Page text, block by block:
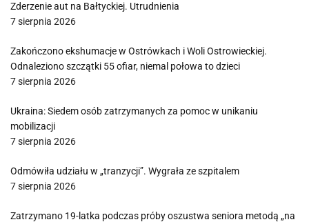
Zderzenie aut na Bałtyckiej. Utrudnienia
7 sierpnia 2026
Zakończono ekshumacje w Ostrówkach i Woli Ostrowieckiej.
Odnaleziono szczątki 55 ofiar, niemal połowa to dzieci
7 sierpnia 2026
Ukraina: Siedem osób zatrzymanych za pomoc w unikaniu
mobilizacji
7 sierpnia 2026
Odmówiła udziału w „tranzycji”. Wygrała ze szpitalem
7 sierpnia 2026
Zatrzymano 19-latka podczas próby oszustwa seniora metodą „na